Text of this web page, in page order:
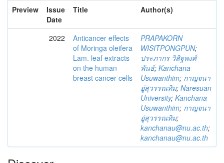
Preview
Issue
Date
Title Author(s)
2022
Anticancer effects
of Moringa oleifera
Lam. leaf extracts
on the human
breast cancer cells
PRAPAKORN
WISITPONGPUN;
ประภากร วิสิฐพงศ์
พันธ์; Kanchana
Usuwanthim; กาญจนา
อู่สุวรรณทิม; Naresuan
University; Kanchana
Usuwanthim; กาญจนา
อู่สุวรรณทิม;
kanchanau@nu.ac.th;
kanchanau@nu.ac.th